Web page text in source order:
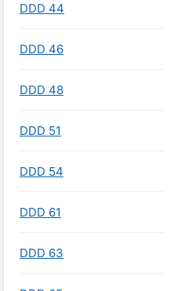
DDD 44
DDD 46
DDD 48
DDD 51
DDD 54
DDD 61
DDD 63